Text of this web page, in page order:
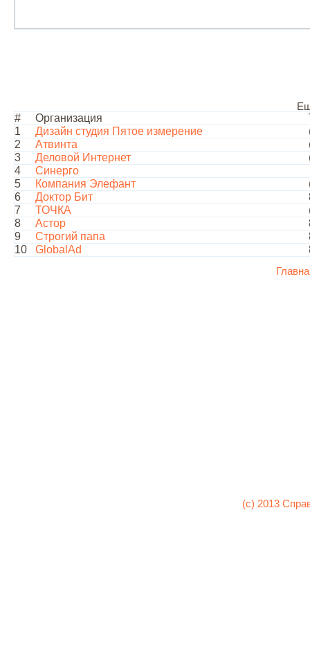
# Организация
1
Дизайн студия Пятое измерение
2
Атвинта
3
Деловой Интернет
4
Синерго
5
Компания Элефант
6
Доктор Бит
7
ТОЧКА
8
Астор
9
Строгий папа
10
GlobalAd
(c) 2013